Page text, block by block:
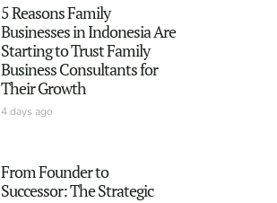
5 Reasons Family
Businesses in Indonesia Are
Starting to Trust Family
Business Consultants for
Their Growth
4 days ago
From Founder to
Successor: The Strategic